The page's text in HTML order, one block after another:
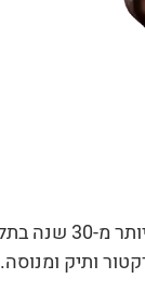
מרוצים.
ותיק ומנוסה.